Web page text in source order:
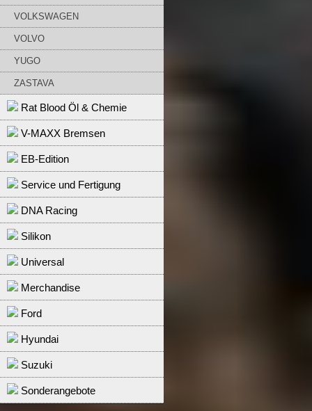
VOLKSWAGEN
VOLVO
YUGO
ZASTAVA
Rat Blood Öl & Chemie
V-MAXX Bremsen
EB-Edition
Service und Fertigung
DNA Racing
Silikon
Universal
Merchandise
Ford
Hyundai
Suzuki
Sonderangebote